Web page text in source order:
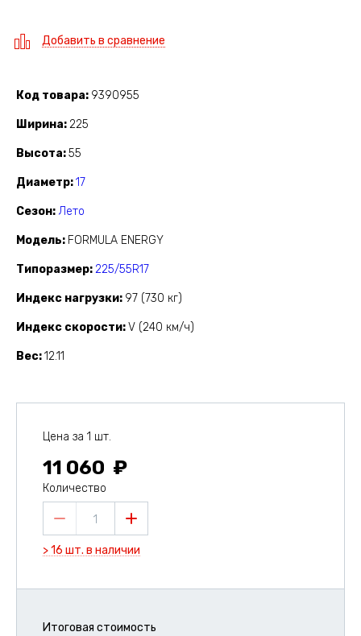
Добавить в сравнение
Код товара 9390955
Ширина 225
Высота 55
Диаметр 17
Сезон Лето
Модель FORMULA ENERGY
Типоразмер 225/55R17
Индекс нагрузки 97 (730 кг)
Индекс скорости V (240 км/ч)
Вес 12.11
Цена за 1 шт.
11 060
Количество
1
> 16 шт. в наличии
Итоговая стоимость